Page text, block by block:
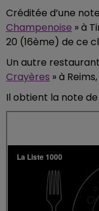
Créditée d’une
Champenoise » à
20 (16ème) de ce
Un autre
Crayères » à
Il obtient la note de